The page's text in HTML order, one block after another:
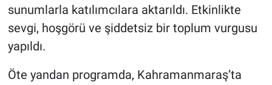
sunumlarla katılımcılara aktarıldı. Etkinlikte
sevgi, hoşgörü ve şiddetsiz bir toplum vurgusu
yapıldı.
Öte yandan programda, Kahramanmaraş’ta